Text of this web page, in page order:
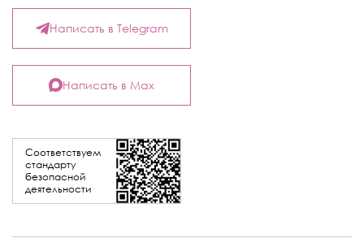
Соответствуем
стандарту
безопасной
деятельности
Написать в Telegram
Написать в Max